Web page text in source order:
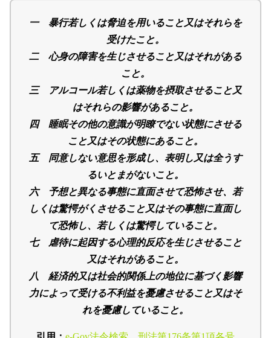
一 暴行若しくは脅迫を用いること又はそれらを
受けたこと。
二 心身の障害を生じさせること又はそれがある
こと。
三 アルコール若しくは薬物を摂取させること又
はそれらの影響があること。
四 睡眠その他の意識が明瞭でない状態にさせる
こと又はその状態にあること。
五 同意しない意思を形成し、表明し又は全うす
るいとまがないこと。
六 予想と異なる事態に直面させて恐怖させ、若
しくは驚愕がくさせること又はその事態に直面し
て恐怖し、若しくは驚愕していること。
七 虐待に起因する心理的反応を生じさせること
又はそれがあること。
八 経済的又は社会的関係上の地位に基づく影響
力によって受ける不利益を憂慮させること又はそ
れを憂慮していること。